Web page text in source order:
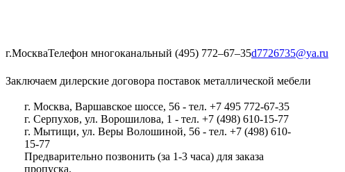
г.МоскваТелефон многоканальный (495) 772‒67‒35d7726735@ya.ru
Заключаем дилерские договора поставок металлической мебели
г. Москва, Варшавское шоссе, 56 - тел. +7 495 772-67-35
г. Серпухов, ул. Ворошилова, 1 - тел. +7 (498) 610-15-77
г. Мытищи, ул. Веры Волошиной, 56 - тел. +7 (498) 610-
15-77
Предварительно позвонить (за 1-3 часа) для заказа
пропуска.